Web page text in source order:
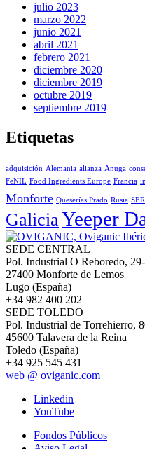
julio 2023
marzo 2022
junio 2021
abril 2021
febrero 2021
diciembre 2020
diciembre 2019
octubre 2019
septiembre 2019
Etiquetas
adquisición Alemania alianza Anuga
FeNIL Food Ingredients Europe Francia
Monforte Queserías Prado Rusia
GaliciaYeeper
SEDE CENTRAL
Pol. Industrial O Reboredo,
27400 Monforte de Lemos
Lugo (España)
+34 982 400 202
SEDE TOLEDO
Pol. Industrial de Torrehierro,
45600 Talavera de la Reina
Toledo (España)
+34 925 545 431
web @ oviganic.com
Linkedin
YouTube
Fondos Públicos